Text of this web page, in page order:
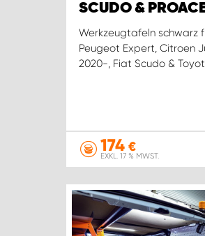
SCUDO &
Werkzeugtafeln schwarz
Peugeot Expert, Citroen
2020-, Fiat Scudo &
174 €
EXKL. 17 % MWST.